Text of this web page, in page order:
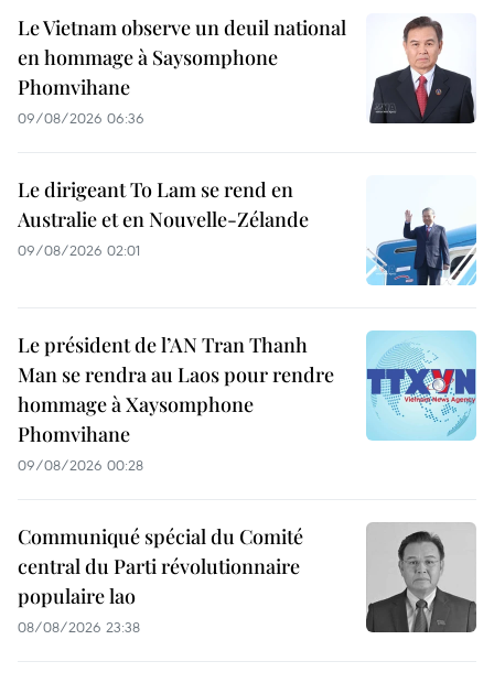
Le Vietnam observe un deuil national
en hommage à Saysomphone
Phomvihane
09/08/2026 06:36
Le dirigeant To Lam se rend en
Australie et en Nouvelle-Zélande
09/08/2026 02:01
Le président de l’AN Tran Thanh
Man se rendra au Laos pour rendre
hommage à Xaysomphone
Phomvihane
09/08/2026 00:28
Communiqué spécial du Comité
central du Parti révolutionnaire
populaire lao
08/08/2026 23:38